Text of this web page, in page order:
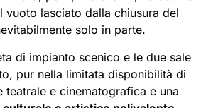
vuoto lasciato dalla chiusura del
solo in parte.
di impianto scenico e le due sale
pur nella limitata disponibilità di
teatrale e cinematografica e una